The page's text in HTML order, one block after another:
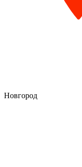
Новгород